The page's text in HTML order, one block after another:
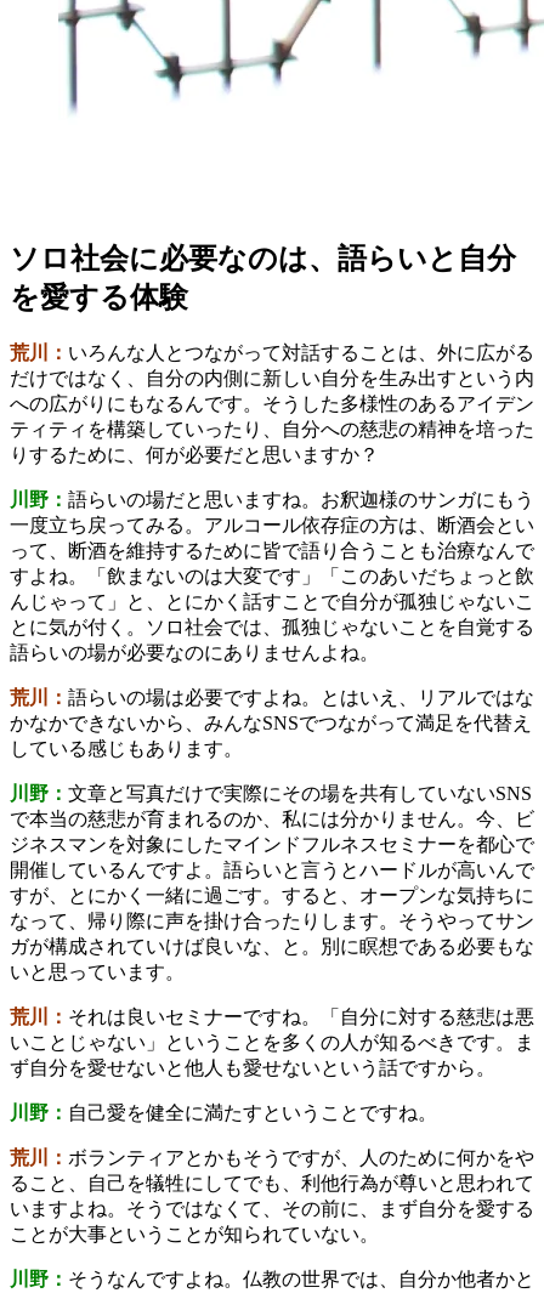
ソロ社会に必要なのは、語らいと自分
を愛する体験
荒川： いろんな人とつながって対話することは、外に広がる
だけではなく、自分の内側に新しい自分を生み出すという内
への広がりにもなるんです。そうした多様性のあるアイデン
ティティを構築していったり、自分への慈悲の精神を培った
りするために、何が必要だと思いますか？
川野： 語らいの場だと思いますね。お釈迦様のサンガにもう
一度立ち戻ってみる。アルコール依存症の方は、断酒会とい
って、断酒を維持するために皆で語り合うことも治療なんで
すよね。「飲まないのは大変です」「このあいだちょっと飲
んじゃって」と、とにかく話すことで自分が孤独じゃないこ
とに気が付く。ソロ社会では、孤独じゃないことを自覚する
語らいの場が必要なのにありませんよね。
荒川： 語らいの場は必要ですよね。とはいえ、リアルではな
かなかできないから、みんなSNSでつながって満足を代替え
している感じもあります。
川野： 文章と写真だけで実際にその場を共有していないSNS
で本当の慈悲が育まれるのか、私には分かりません。今、ビ
ジネスマンを対象にしたマインドフルネスセミナーを都心で
開催しているんですよ。語らいと言うとハードルが高いんで
すが、とにかく一緒に過ごす。すると、オープンな気持ちに
なって、帰り際に声を掛け合ったりします。そうやってサン
ガが構成されていけば良いな、と。別に瞑想である必要もな
いと思っています。
荒川： それは良いセミナーですね。「自分に対する慈悲は悪
いことじゃない」ということを多くの人が知るべきです。ま
ず自分を愛せないと他人も愛せないという話ですから。
川野： 自己愛を健全に満たすということですね。
荒川： ボランティアとかもそうですが、人のために何かをや
ること、自己を犠牲にしてでも、利他行為が尊いと思われて
いますよね。そうではなくて、その前に、まず自分を愛する
ことが大事ということが知られていない。
川野： そうなんですよね。仏教の世界では、自分か他者かと